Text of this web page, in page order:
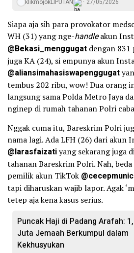
klikmojokLIPUTAN 27/05/2026
Siapa aja sih para provokator
WH (31) yang nge-handleakun
@Bekasi_menggugat dengan 831
juga KA (24), si empunya akun
@aliansimahasiswapenggugat
tembus 202 ribu, wow! Dua orang
langsung sama Polda Metro Jaya
nginep di rumah tahanan Polri
Nggak cuma itu, Bareskrim Polri
nama lagi. Ada LFH (26) dari akun
@larasfaizatiyang sekarang juga
tahanan Bareskrim Polri. Nah, beda
pemilik akun TikTok
tapi diharuskan wajib lapor. Agak
tetep aja kena kasus serius.
Puncak Haji di Padang Arafah:
Juta Jemaah Berkumpul dalam
Kekhusyukan